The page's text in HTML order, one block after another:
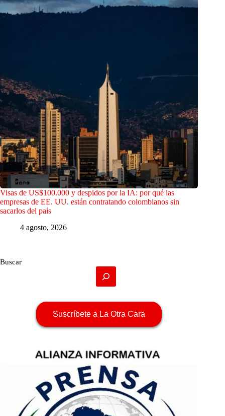
Visas de US$100.000 y despidos por la IA: por qué las
empresas de EE. UU. están contratando colombianos sin
sacarlos del país
4 agosto, 2026
Buscar
Suscríbete a La Otra Cara